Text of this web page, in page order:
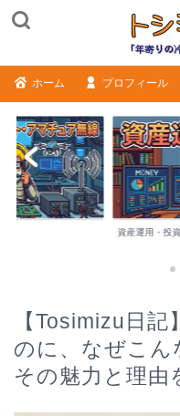
ホーム プロフィール
バイク（PCX
【Tosimizu日記
のに、なぜこん
その魅力と理由